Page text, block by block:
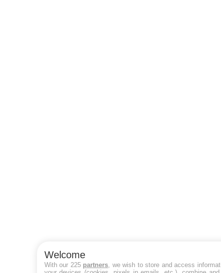
Welcome
With our 225 partners , we wish to store and access